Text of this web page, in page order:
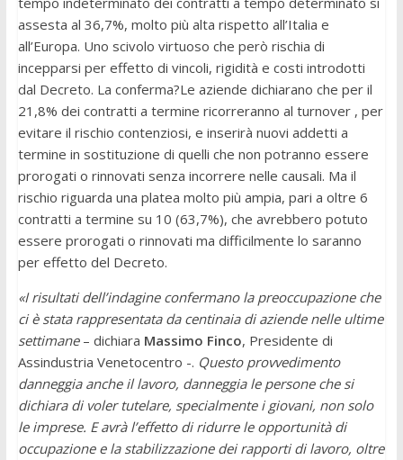
assesta al 36,7%, molto più alta rispetto all’Italia e
all’Europa. Uno scivolo virtuoso che però rischia di
incepparsi per effetto di vincoli, rigidità e costi introdotti
dal Decreto. La conferma?Le aziende dichiarano che per il
21,8% dei contratti a termine ricorreranno al turnover , per
evitare il rischio contenziosi, e inserirà nuovi addetti a
termine in sostituzione di quelli che non potranno essere
prorogati o rinnovati senza incorrere nelle causali. Ma il
rischio riguarda una platea molto più ampia, pari a oltre 6
contratti a termine su 10 (63,7%), che avrebbero potuto
essere prorogati o rinnovati ma difficilmente lo saranno
per effetto del Decreto.
«I risultati dell’indagine confermano la preoccupazione che
ci è stata rappresentata da centinaia di aziende nelle ultime
settimane – dichiara Massimo Finco, Presidente di
Assindustria Venetocentro -. Questo provvedimento
danneggia anche il lavoro, danneggia le persone che si
dichiara di voler tutelare, specialmente i giovani, non solo
le imprese. E avrà l’effetto di ridurre le opportunità di
occupazione e la stabilizzazione dei rapporti di lavoro, oltre